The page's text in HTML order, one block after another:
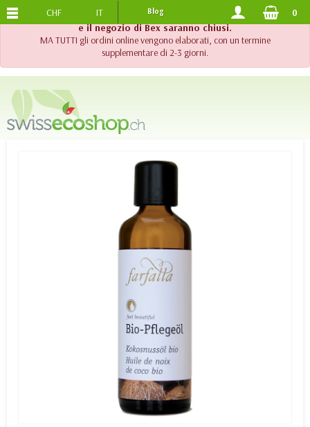
!! Importante !! Fino al 20 agosto 2026, l'assistenza telefonica
e il negozio di Bex saranno chiusi.
MA TUTTI gli ordini online vengono elaborati, con un termine
supplementare di 2-3 giorni.
SPEDIZIONE GRATUITADA 120.-
CHF IT Blog 0